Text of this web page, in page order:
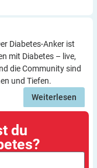
Diabetes-Anker ist
mit Diabetes – live,
die Community sind
und Tiefen.
Weiterlesen
du